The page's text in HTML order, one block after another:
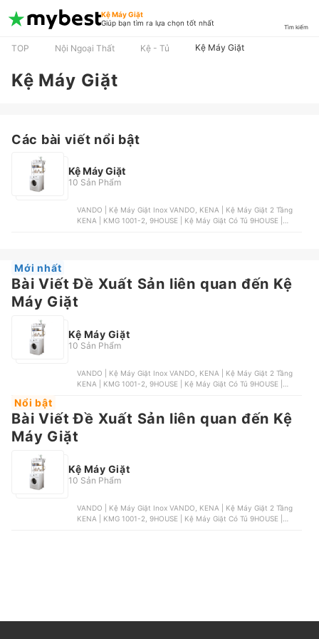
Kệ Máy Giặt
Giúp bạn tìm ra lựa chọn tốt nhất
Tìm kiếm
TOP Nội Ngoại Thất Kệ - Tủ Kệ Máy Giặt
Kệ Máy Giặt
Các bài viết nổi bật
Kệ Máy Giặt
10 Sản Phẩm
VANDO | Kệ Máy Giặt Inox VANDO, KENA | Kệ Máy Giặt 2 Tầng
KENA | KMG 1001-2, 9HOUSE | Kệ Máy Giặt Có Tủ 9HOUSE |
Mới nhất
Bài Viết Đề Xuất Sản liên quan đến Kệ
Máy Giặt
Kệ Máy Giặt
10 Sản Phẩm
VANDO | Kệ Máy Giặt Inox VANDO, KENA | Kệ Máy Giặt 2 Tầng
KENA | KMG 1001-2, 9HOUSE | Kệ Máy Giặt Có Tủ 9HOUSE |
Nổi bật
Bài Viết Đề Xuất Sản liên quan đến Kệ
Máy Giặt
Kệ Máy Giặt
10 Sản Phẩm
VANDO | Kệ Máy Giặt Inox VANDO, KENA | Kệ Máy Giặt 2 Tầng
KENA | KMG 1001-2, 9HOUSE | Kệ Máy Giặt Có Tủ 9HOUSE |